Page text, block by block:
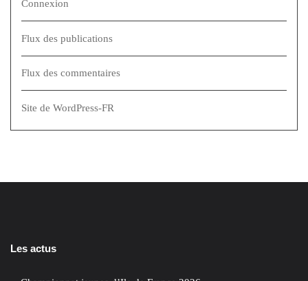
Connexion
Flux des publications
Flux des commentaires
Site de WordPress-FR
Les actus